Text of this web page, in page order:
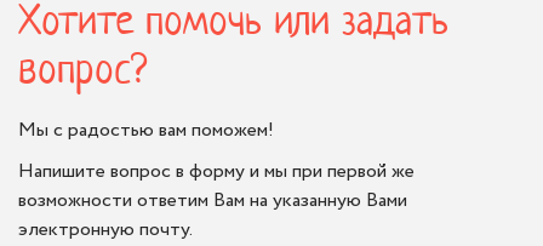
Хотите помочь или задать
вопрос?
Мы с радостью вам поможем!
Напишите вопрос в форму и мы при первой же
возможности ответим Вам на указанную Вами
электронную почту.